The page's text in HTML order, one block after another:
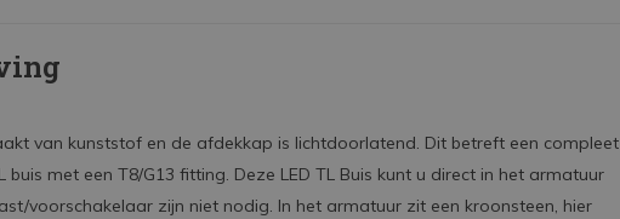
van kunststof en de afdekkap is lichtdoorlatend. Dit betreft een compleet
buis met een T8/G13 fitting. Deze LED TL Buis kunt u direct in het armatuur
voorschakelaar zijn niet nodig. In het armatuur zit een kroonsteen, hier